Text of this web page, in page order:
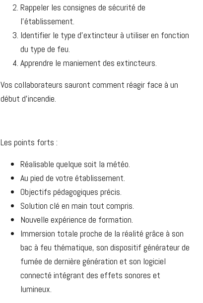
Rappeler les consignes de sécurité de
l’établissement.
Identifier le type d’extincteur à utiliser en fonction
du type de feu.
Apprendre le maniement des extincteurs.
Vos collaborateurs sauront comment réagir face à un
début d’incendie.
Les points forts :
Réalisable quelque soit la météo.
Au pied de votre établissement.
Objectifs pédagogiques précis.
Solution clé en main tout compris.
Nouvelle expérience de formation.
Immersion totale proche de la réalité grâce à son
bac à feu thématique, son dispositif générateur de
fumée de dernière génération et son logiciel
connecté intégrant des effets sonores et
lumineux.